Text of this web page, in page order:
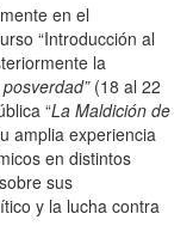
en el
“Introducción al
la
(18 al 22
“La Maldición de
amplia experiencia
en distintos
sus
y la lucha contra